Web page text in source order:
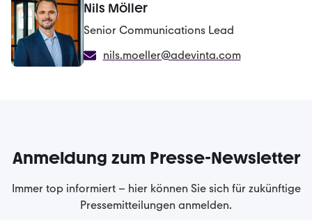
Nils Möller
Senior Communications Lead
nils.moeller@adevinta.com
Anmeldung zum Presse-Newsletter
Immer top informiert – hier können Sie sich für zukünftige
Pressemitteilungen anmelden.